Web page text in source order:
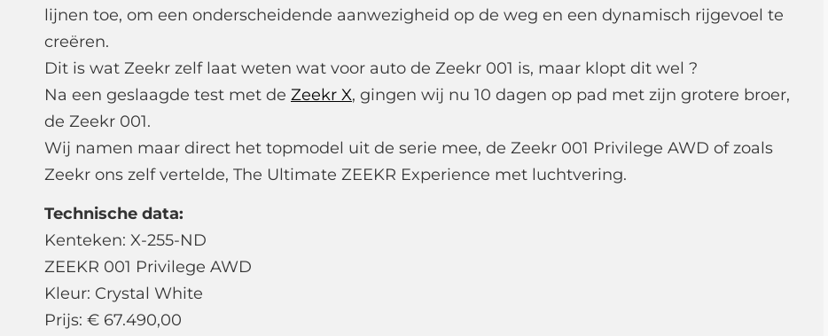
lijnen toe, om een onderscheidende aanwezigheid op de weg en een dynamisch rijgevoel te
creëren.
Dit is wat Zeekr zelf laat weten wat voor auto de Zeekr 001 is, maar klopt dit wel ?
Na een geslaagde test met de Zeekr X, gingen wij nu 10 dagen op pad met zijn grotere broer,
de Zeekr 001.
Wij namen maar direct het topmodel uit de serie mee, de Zeekr 001 Privilege AWD of zoals
Zeekr ons zelf vertelde, The Ultimate ZEEKR Experience met luchtvering.
Technische data:
Kenteken: X-255-ND
ZEEKR 001 Privilege AWD
Kleur: Crystal White
Prijs: € 67.490,00